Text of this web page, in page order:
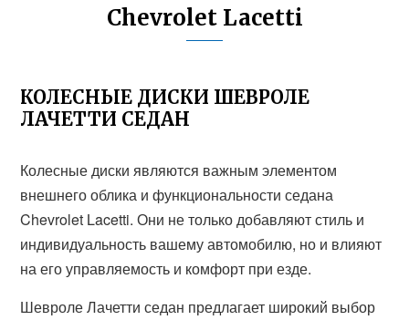
Chevrolet Lacetti
КОЛЕСНЫЕ ДИСКИ ШЕВРОЛЕ
ЛАЧЕТТИ СЕДАН
Колесные диски являются важным элементом
внешнего облика и функциональности седана
Chevrolet Lacetti. Они не только добавляют стиль и
индивидуальность вашему автомобилю, но и влияют
на его управляемость и комфорт при езде.
Шевроле Лачетти седан предлагает широкий выбор